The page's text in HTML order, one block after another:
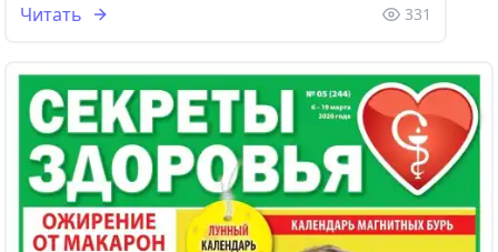
Читать 331